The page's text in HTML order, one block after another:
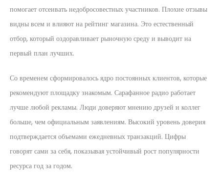
помогает отсеивать недобросовестных участников. Плохие отзывы
видны всем и влияют на рейтинг магазина. Это естественный
отбор, который оздоравливает рыночную среду и выводит на
первый план лучших.
Со временем сформировалось ядро постоянных клиентов, которые
рекомендуют площадку знакомым. Сарафанное радио работает
лучше любой рекламы. Люди доверяют мнению друзей и коллег
больше, чем официальным заявлениям. Высокий уровень доверия
подтверждается объемами ежедневных транзакций. Цифры
говорят сами за себя, показывая устойчивый рост популярности
ресурса год за годом.